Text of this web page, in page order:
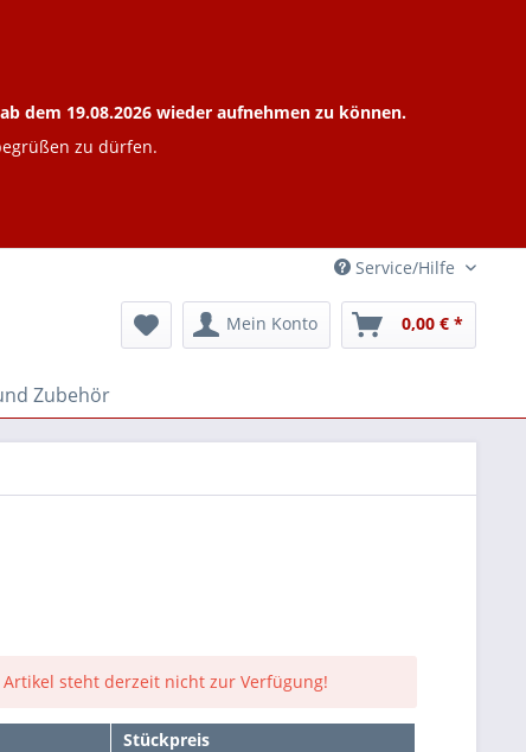
Service/Hilfe
Mein Konto 0,00 € *
Zubehör
Artikel steht derzeit nicht zur Verfügung!
Stückpreis
dem 19.08.2026 wieder aufnehmen zu können.
zu dürfen.